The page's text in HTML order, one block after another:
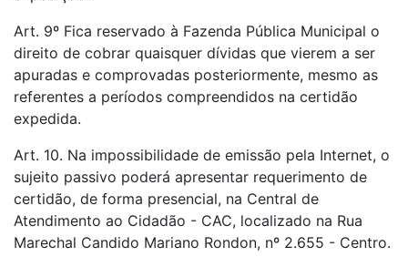
Art. 9º Fica reservado à Fazenda Pública Municipal o
direito de cobrar quaisquer dívidas que vierem a ser
apuradas e comprovadas posteriormente, mesmo as
referentes a períodos compreendidos na certidão
expedida.
Art. 10. Na impossibilidade de emissão pela Internet, o
sujeito passivo poderá apresentar requerimento de
certidão, de forma presencial, na Central de
Atendimento ao Cidadão - CAC, localizado na Rua
Marechal Candido Mariano Rondon, nº 2.655 - Centro.